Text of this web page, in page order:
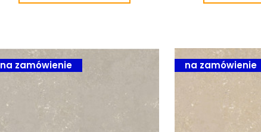
na zamówienie na zamówienie